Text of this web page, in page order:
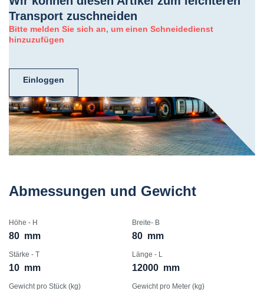
Transport zuschneiden
Bitte melden Sie sich an, um einen Schneidedienst
hinzuzufügen
Einloggen
Abmessungen und Gewicht
Höhe - H
80 mm
Breite- B
80 mm
Stärke - T
10 mm
Länge - L
12000 mm
Gewicht pro Stück (kg) Gewicht pro Meter (kg)